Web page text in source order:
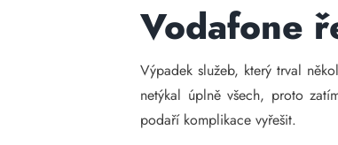
Vodafone
Výpadek služeb, který trval
netýkal úplně všech, proto
podaří komplikace vyřešit.